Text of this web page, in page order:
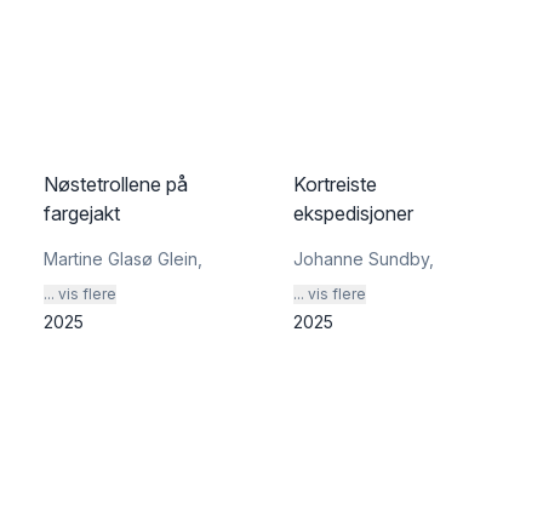
Nøstetrollene på
fargejakt
Martine Glasø Glein
... vis flere
2025
Kortreiste
ekspedisjoner
Johanne Sundby,
... vis flere
2025